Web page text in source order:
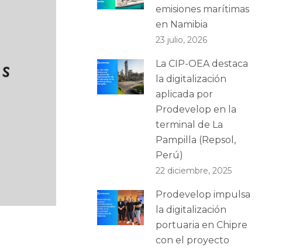
emisiones marítimas
en Namibia
23 julio, 2026
La CIP-OEA destaca
la digitalización
aplicada por
Prodevelop en la
terminal de La
Pampilla (Repsol,
Perú)
22 diciembre, 2025
Prodevelop impulsa
la digitalización
portuaria en Chipre
con el proyecto